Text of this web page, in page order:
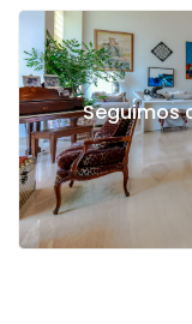
Seguimos